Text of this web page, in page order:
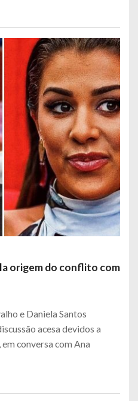
origem do conflito com
e Daniela Santos
acesa devidos a
conversa com Ana